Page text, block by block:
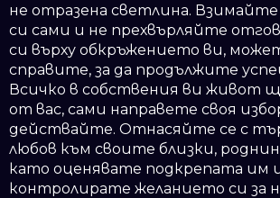
не отразена светлина.
си сами и не прехвърляйте
си върху обкръжението ви,
справите, за да продължите
Всичко в собствения ви живот
от вас, сами направете своя
действайте. Отнасяйте се с
любов към своите близки,
като оценявате подкрепата им
контролирате желанието си за